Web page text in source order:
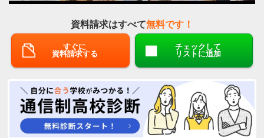
資料請求はすべて無料です！
すぐに
資料請求する
チェックして
リストに追加